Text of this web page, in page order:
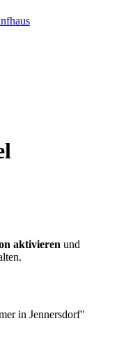
aktivieren und
in Jennersdorf"